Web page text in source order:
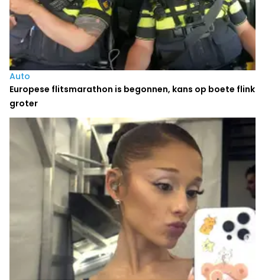
Auto
Europese flitsmarathon is begonnen, kans op boete flink
groter